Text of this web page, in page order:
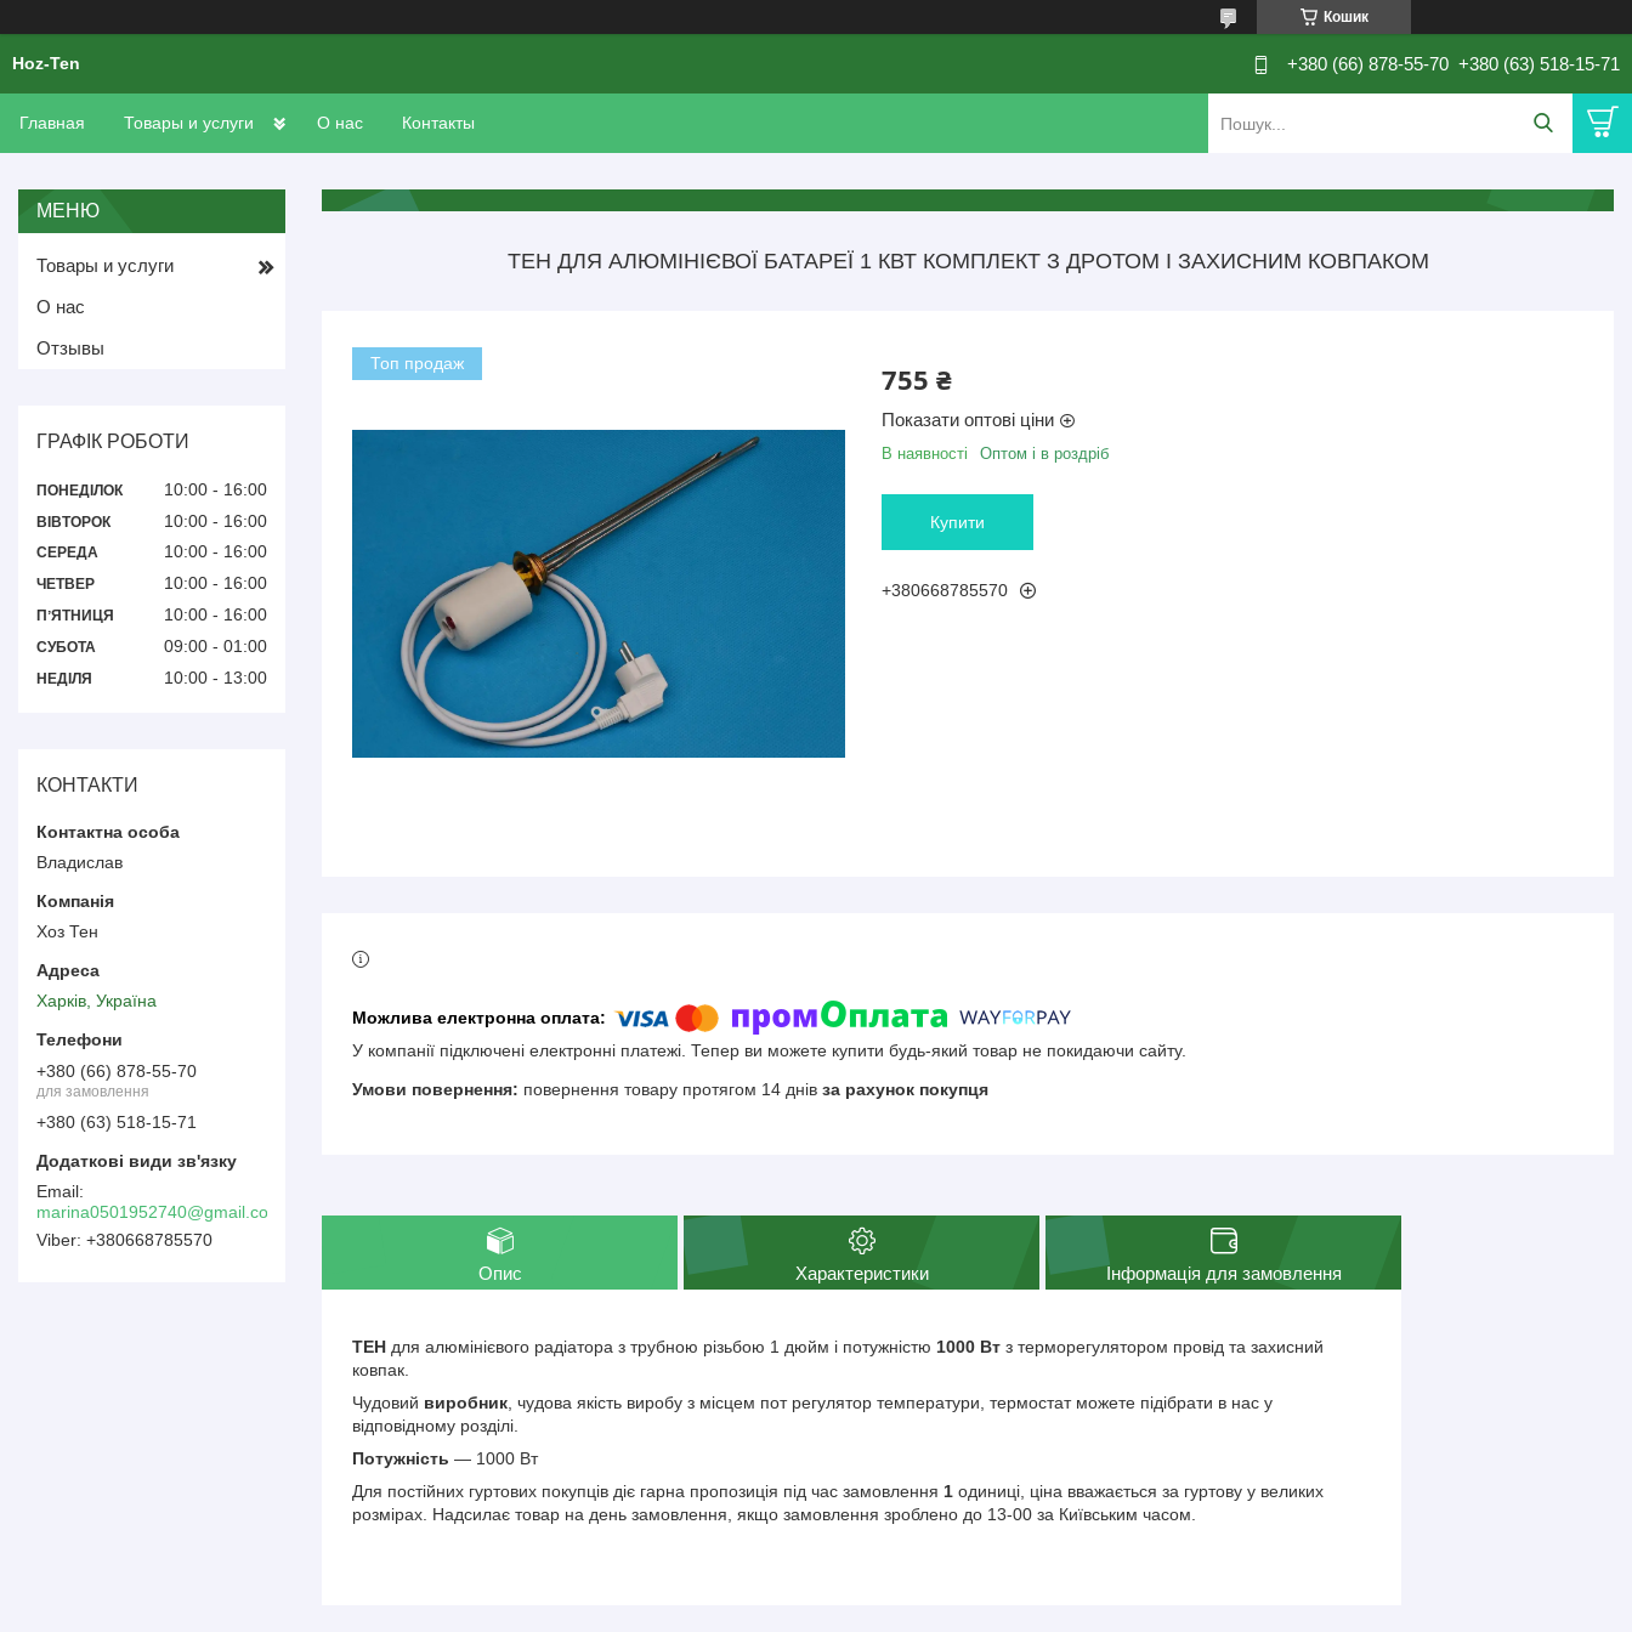
Кошик
Hoz-Ten +380 (66) 878-55-70 +380 (63) 518-15-71
Главная Товары и услуги О нас Контакты
ТЕН ДЛЯ АЛЮМІНІЄВОЇ БАТАРЕЇ 1 КВТ КОМПЛЕКТ З ДРОТОМ І ЗАХИСНИМ КОВПАКОМ
Топ продаж 755 ₴
Показати оптові ціни
В наявності Оптом і в роздріб
Купити
+380668785570
У компанії підключені електронні платежі. Тепер ви можете купити будь-який товар не покидаючи сайту.
повернення товару протягом 14 днів за рахунок покупця
Опис Характеристики Інформація для замовлення
ТЕН для алюмінієвого радіатора з трубною різьбою 1 дюйм і потужністю 1000 Вт з терморегулятором провід та захисний
ковпак.
Чудовий виробник , чудова якість виробу з місцем пот регулятор температури, термостат можете підібрати в нас у
відповідному розділі.
Потужність — 1000 Вт
Для постійних гуртових покупців діє гарна пропозиція під час замовлення 1 одиниці, ціна вважається за гуртову у великих
розмірах. Надсилає товар на день замовлення, якщо замовлення зроблено до 13-00 за Київським часом.
Товары и услуги
О нас
Отзывы
ГРАФІК РОБОТИ
ПОНЕДІЛОК 10:00 16:00
ВІВТОРОК 10:00 16:00
СЕРЕДА 10:00 16:00
ЧЕТВЕР 10:00 16:00
ПʼЯТНИЦЯ 10:00 16:00
СУБОТА 09:00 01:00
НЕДІЛЯ 10:00 13:00
КОНТАКТИ
Владислав
Хоз Тен
Харків, Україна
+380 (66) 878-55-70
для замовлення
+380 (63) 518-15-71
marina0501952740@gmail.com
+380668785570